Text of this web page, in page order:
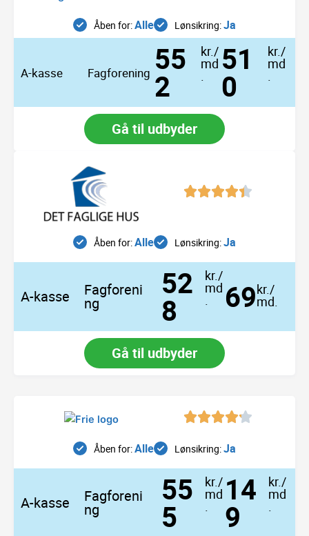
Åben for:Alle Lønsikring:Ja
A-kasse Fagforening 55
2
kr./
md
. 51
0
kr./
md
.
Gå til udbyder
Åben for:Alle Lønsikring:Ja
A-kasse Fagforeni
ng
52
8
kr./
md 69kr./
md.
Gå til udbyder
Åben for:Alle Lønsikring:Ja
A-kasse Fagforeni
ng
55
5
kr./
md 14
9
kr./
md